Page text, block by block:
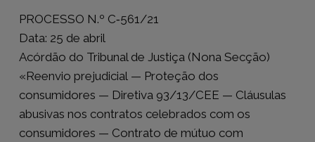
PROCESSO N.º C‑561/21
Data: 25 de abril
Acórdão do Tribunal de Justiça (Nona Secção)
«Reenvio prejudicial — Proteção dos
consumidores — Diretiva 93/13/CEE — Cláusulas
abusivas nos contratos celebrados com os
consumidores — Contrato de mútuo com